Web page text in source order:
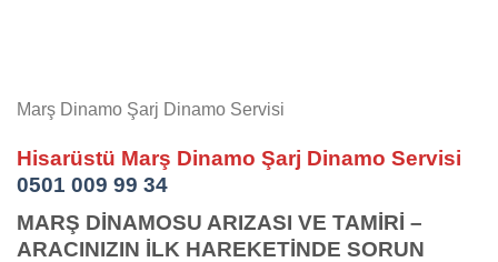
Marş Dinamo Şarj Dinamo Servisi
Hisarüstü Marş Dinamo Şarj Dinamo Servisi
0501 009 99 34
MARŞ DİNAMOSU ARIZASI VE TAMİRİ –
ARACINIZIN İLK HAREKETİNDE SORUN